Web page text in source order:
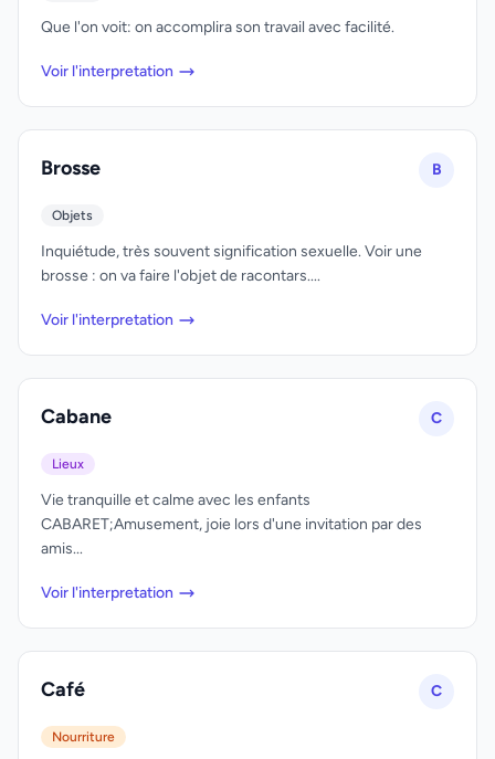
Que l'on voit: on accomplira son travail avec facilité.
Voir l'interpretation
Brosse B
Objets
Inquiétude, très souvent signification sexuelle. Voir une
brosse : on va faire l'objet de racontars....
Voir l'interpretation
Cabane C
Lieux
Vie tranquille et calme avec les enfants
CABARET;Amusement, joie lors d'une invitation par des
amis...
Voir l'interpretation
Café C
Nourriture